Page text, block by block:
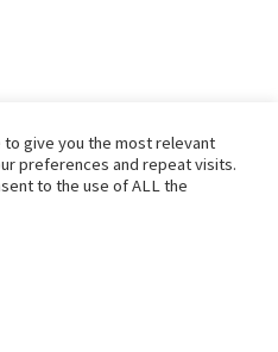
give you the most relevant
preferences and repeat visits.
to the use of ALL the